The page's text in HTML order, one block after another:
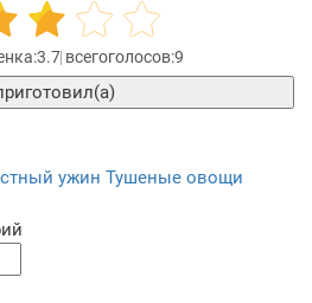
3.7 9
приготовил(а)
ужин Тушеные овощи